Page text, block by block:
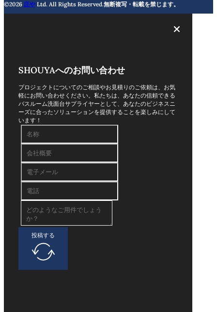
©2026 庄や Ltd. All Rights Reserved.無断複写・転載を禁じます。
SHOUYAへのお問い合わせ
プロジェクトについてのご相談やお見積りのご依頼は、お気
軽にお問い合わせください。私たちは、あなたの信頼できる
バスルーム洗面台サプライヤーとして、あなたのビジネスニ
ーズに合ったソリューションを提供することを楽しみにして
います！
投稿する